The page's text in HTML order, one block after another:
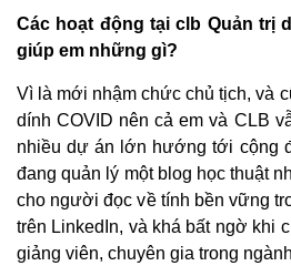
Các hoạt động tại clb Quản trị
giúp em những gì?
Vì là mới nhậm chức chủ tịch, và
dính COVID nên cả em và CLB
nhiều dự án lớn hướng tới cộng
đang quản lý một blog học thuật
cho người đọc về tính bền vững
trên LinkedIn, và khá bất ngờ khi
giảng viên, chuyên gia trong